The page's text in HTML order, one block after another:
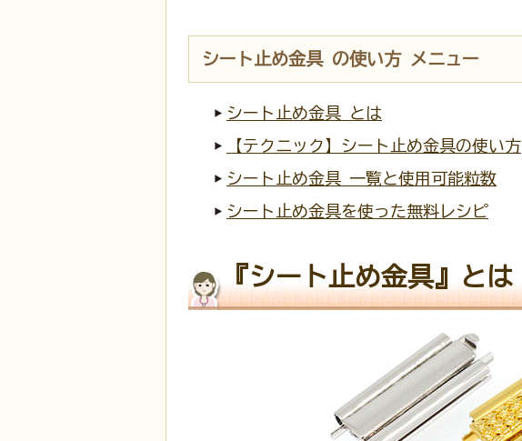
シート止め金具 の使い方 メニュー
シート止め金具 とは
【テクニック】シート止め金具の使い方
シート止め金具 一覧と使用可能粒数
シート止め金具を使った無料レシピ
『シート止め金具』とは